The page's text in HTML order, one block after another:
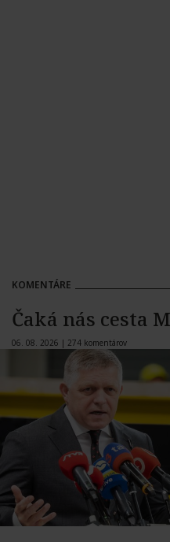
KOMENTÁRE
Čaká nás cesta
06. 08. 2026 | 274 komentárov